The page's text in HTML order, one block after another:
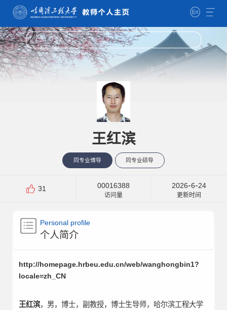
王红滨
同专业博导 同专业硕导
31 00016388
访问量
2026-6-24
更新时间
Personal profile
个人简介
http://homepage.hrbeu.edu.cn/web/wanghongbin1?
locale=zh_CN
王红滨，男，博士，副教授，博士生导师，哈尔滨工程大学